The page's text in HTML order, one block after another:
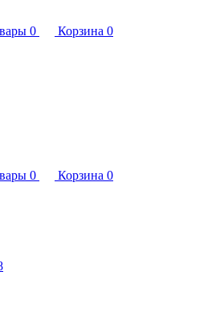
0 Корзина 0
0 Корзина 0